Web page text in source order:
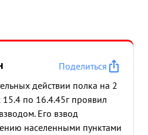
Поделиться
действии полка на 2
по 16.4.45г проявил
Его взвод
населенными пунктами